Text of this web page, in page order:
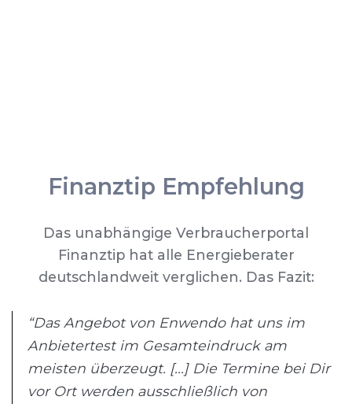
Finanztip Empfehlung
Das unabhängige Verbraucherportal
Finanztip hat alle Energieberater
deutschlandweit verglichen. Das Fazit:
“Das Angebot von Enwendo hat uns im
Anbietertest im Gesamteindruck am
meisten überzeugt. [...] Die Termine bei Dir
vor Ort werden ausschließlich von